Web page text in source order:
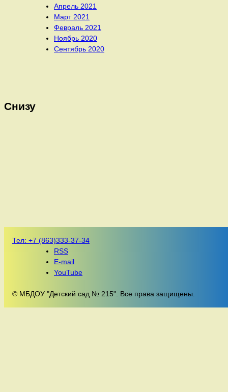
Апрель 2021
Март 2021
Февраль 2021
Ноябрь 2020
Сентябрь 2020
Снизу
Тел: +7 (863)333-37-34
RSS
E-mail
YouTube
© МБДОУ "Детский сад № 215". Все права защищены.